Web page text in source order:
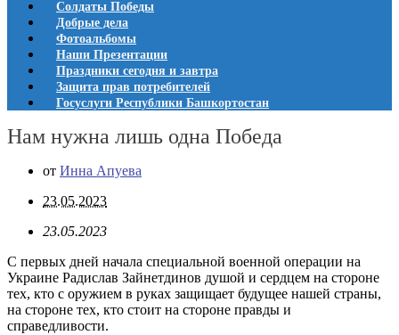
Солдаты Победы
Добрые дела
Фотоальбомы
Наши Презентации
Праздники сегодня и завтра
Защита прав потребителей
Госуслуги Республики Башкортостан
Нам нужна лишь одна Победа
от Инна Апуева
23.05.2023
23.05.2023
С первых дней начала специальной военной операции на
Украине Радислав Зайнетдинов душой и сердцем на стороне
тех, кто с оружием в руках защищает будущее нашей страны,
на стороне тех, кто стоит на стороне правды и
справедливости.